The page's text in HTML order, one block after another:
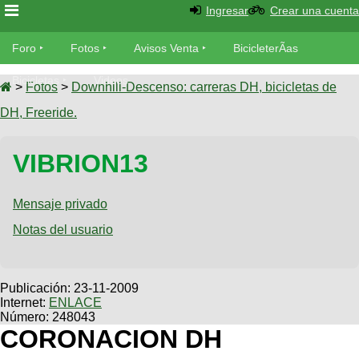
Foro
Foro
TÃ©cnica
Fotos
tu foto
Galeria
XC
Viajes
Descenso
Dirt
SUBÃ
tu
aviso
Buscar
Ultimos
Fotos
as
Bicicletas
Tandem
Videos
Cicloturismo
Ingresar Crear una cuenta
Foro Fotos Avisos Venta BicicleterÃ­as
Bicicletas Videos
> Fotos > Downhill-Descenso: carreras DH, bicicletas de
DH, Freeride.
VIBRION13
Mensaje privado
Notas del usuario
Publicación: 23-11-2009
Internet: ENLACE
Número: 248043
CORONACION DH